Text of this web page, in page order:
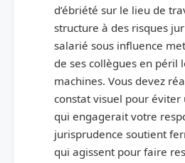
d’ébriété sur le lieu de
structure à des risques
salarié sous influence
de ses collègues en péril
machines. Vous devez
constat visuel pour
qui engagerait votre
jurisprudence soutient
qui agissent pour faire